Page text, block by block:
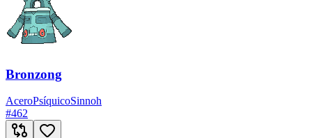
Bronzong
AceroPsíquicoSinnoh
#462